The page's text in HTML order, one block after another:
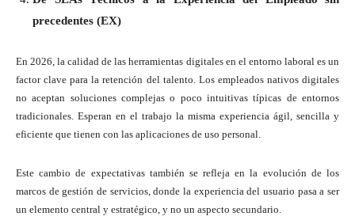
precedentes (EX)
En 2026, la calidad de las herramientas digitales en el entorno laboral es un
factor clave para la retención del talento. Los empleados nativos digitales
no aceptan soluciones complejas o poco intuitivas típicas de entornos
tradicionales. Esperan en el trabajo la misma experiencia ágil, sencilla y
eficiente que tienen con las aplicaciones de uso personal.
Este cambio de expectativas también se refleja en la evolución de los
marcos de gestión de servicios, donde la experiencia del usuario pasa a ser
un elemento central y estratégico, y no un aspecto secundario.